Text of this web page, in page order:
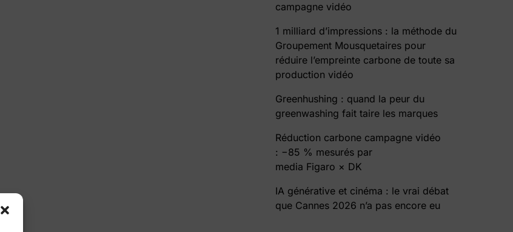
campagne vidéo
1 milliard d’impressions : la méthode du
Groupement Mousquetaires pour
réduire l’empreinte carbone de toute sa
production vidéo
Greenhushing : quand la peur du
greenwashing fait taire les marques
Réduction carbone campagne vidéo
: −85 % mesurés par
media Figaro × DK
IA générative et cinéma : le vrai débat
que Cannes 2026 n’a pas encore eu